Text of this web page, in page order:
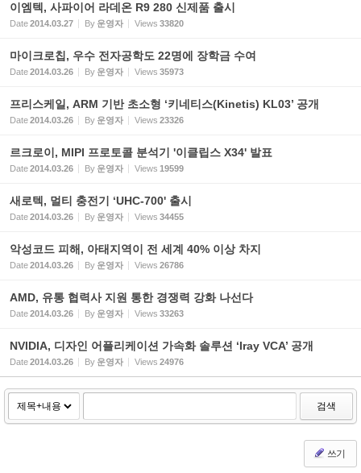
이엠텍, 사파이어 라데온 R9 280 신제품 출시
Date2014.03.27 By 운영자 Views 33820
마이크로칩, 우수 전자공학도 22명에 장학금 수여
Date2014.03.26 By 운영자 Views 35973
프리스케일, ARM 기반 초소형 ‘키네티스(Kinetis) KL03’ 공개
Date2014.03.26 By 운영자 Views 23326
르크로이, MIPI 프로토콜 분석기 '이클립스 X34' 발표
Date2014.03.26 By 운영자 Views 19599
새로텍, 멀티 충전기 ‘UHC-700' 출시
Date2014.03.26 By 운영자 Views 34455
악성코드 피해, 아태지역이 전 세계 40% 이상 차지
Date2014.03.26 By 운영자 Views 26786
AMD, 유통 협력사 지원 통한 경쟁력 강화 나선다
Date2014.03.26 By 운영자 Views 33263
NVIDIA, 디자인 어플리케이션 가속화 솔루션 ‘Iray VCA’ 공개
Date2014.03.26 By 운영자 Views 24976
검색
쓰기